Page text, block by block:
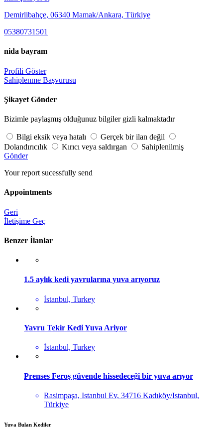
Demirlibahçe, 06340 Mamak/Ankara, Türkiye
05380731501
nida bayram
Profili Göster
Sahiplenme Başvurusu
Şikayet Gönder
Bizimle paylaşmış olduğunuz bilgiler gizli kalmaktadır
Bilgi eksik veya hatalı
Gerçek bir ilan değil
Dolandırıcılık
Kırıcı veya saldırgan
Sahiplenilmiş
Gönder
Your report sucessfully send
Appointments
Geri
İletişime Geç
Benzer İlanlar
1.5 aylık kedi yavrularına yuva arıyoruz
İstanbul, Turkey
Yavru Tekir Kedi Yuva Ariyor
İstanbul, Turkey
Prenses Feroş güvende hissedeceği bir yuva arıyor
Rasimpaşa, Istanbul Ev, 34716 Kadıköy/Istanbul,
Türkiye
Yuva Bulan Kediler